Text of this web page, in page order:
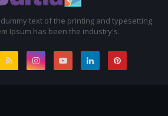
text of the printing and typesetting
Ipsum has been the industry's.